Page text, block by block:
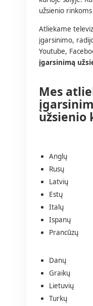
užsienio
Atliekame
įgarsinimo,
Youtube,
įgarsinimą
Mes
užsienio
Anglų
Rusų
Latvių
Estų
Italų
Ispanų
Prancūzų
Danų
Graikų
Lietuvių
Turkų